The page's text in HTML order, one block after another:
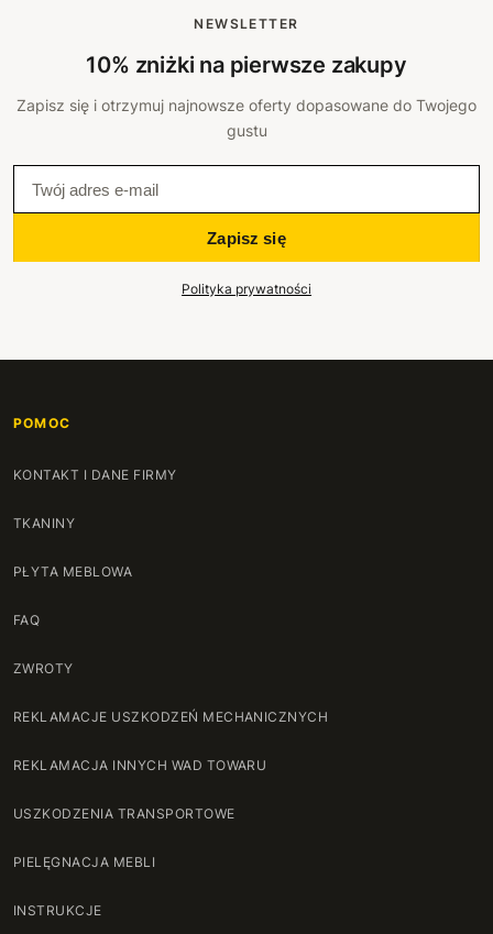
NEWSLETTER
10% zniżki na pierwsze zakupy
Zapisz się i otrzymuj najnowsze oferty dopasowane do Twojego
gustu
Zapisz się
Polityka prywatności
POMOC
KONTAKT I DANE FIRMY
TKANINY
PŁYTA MEBLOWA
FAQ
ZWROTY
REKLAMACJE USZKODZEŃ MECHANICZNYCH
REKLAMACJA INNYCH WAD TOWARU
USZKODZENIA TRANSPORTOWE
PIELĘGNACJA MEBLI
INSTRUKCJE